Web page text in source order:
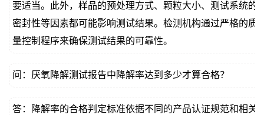
要适当。此外，样品的预处理方式、颗粒大小、测试系统的
密封性等因素都可能影响测试结果。检测机构通过严格的质
量控制程序来确保测试结果的可靠性。
问：厌氧降解测试报告中降解率达到多少才算合格？
答：降解率的合格判定标准依据不同的产品认证规范和相关